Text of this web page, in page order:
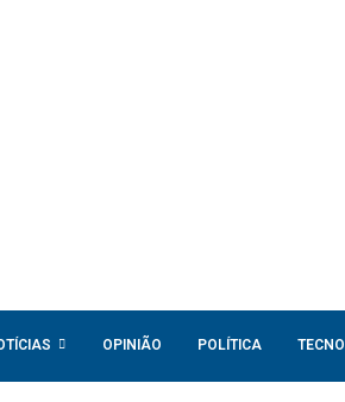
OPINIÃO POLÍTICA